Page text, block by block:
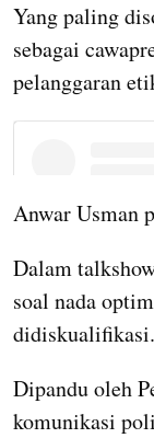
Yang paling
sebagai
pelanggaran
Anwar Usman
Dalam
soal nada
didiskualifikasi.
Dipandu oleh
komunikasi